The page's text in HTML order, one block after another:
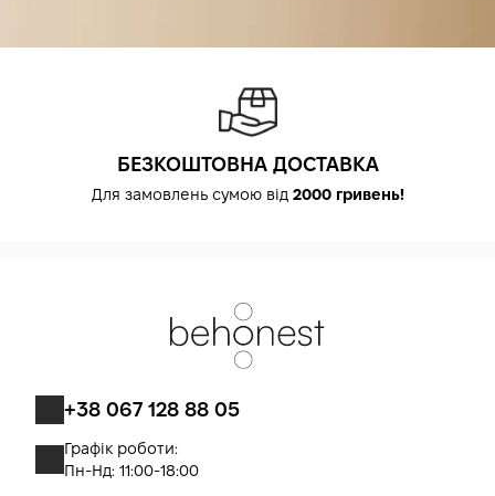
БЕЗКОШТОВНА ДОСТАВКА
Для замовлень сумою від 2000 гривень!
+38 067 128 88 05
Графік роботи:
Пн-Нд: 11:00-18:00